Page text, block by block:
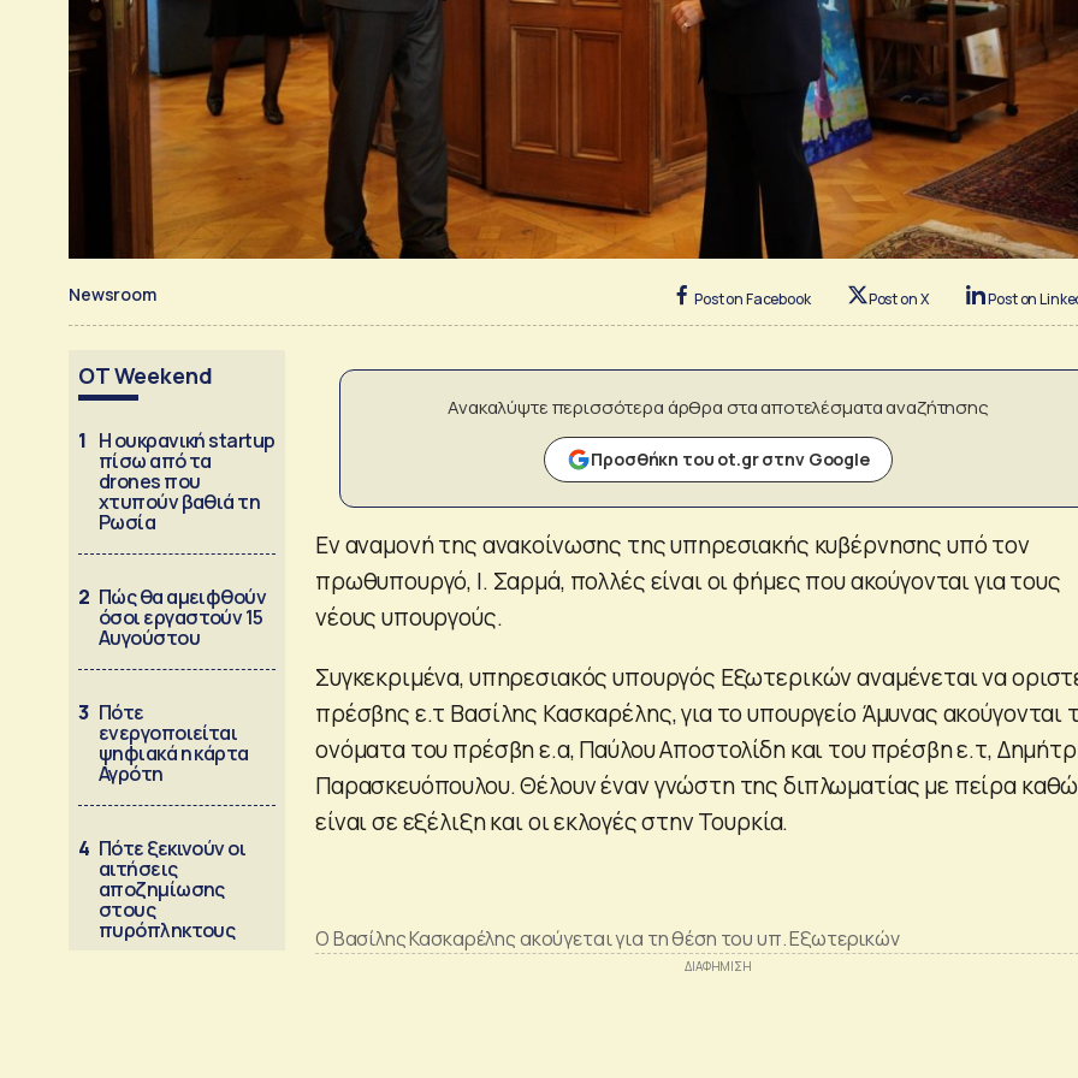
Newsroom Post on Facebook Post on X Post on
OT Weekend
1 Η ουκρανική startup
πίσω από τα
drones που
χτυπούν βαθιά τη
Ρωσία
2 Πώς θα αμειφθούν
όσοι εργαστούν 15
Αυγούστου
3 Πότε
ενεργοποιείται
ψηφιακά η κάρτα
Αγρότη
4 Πότε ξεκινούν οι
αιτήσεις
αποζημίωσης
στους
πυρόπληκτους
Ανακαλύψτε περισσότερα άρθρα στα αποτελέσματα αναζήτησης
Προσθήκη του ot.gr στην Google
Εν αναμονή της ανακοίνωσης της υπηρεσιακής κυβέρνησης υπό τον
πρωθυπουργό, Ι. Σαρμά, πολλές είναι οι φήμες που ακούγονται για τους
νέους υπουργούς.
Συγκεκριμένα, υπηρεσιακός υπουργός Εξωτερικών αναμένεται να
πρέσβης ε.τ Βασίλης Κασκαρέλης, για το υπουργείο Άμυνας ακούγονται
ονόματα του πρέσβη ε.α, Παύλου Αποστολίδη και του πρέσβη ε.τ,
Παρασκευόπουλου. Θέλουν έναν γνώστη της διπλωματίας με πείρα
είναι σε εξέλιξη και οι εκλογές στην Τουρκία.
Ο Βασίλης Κασκαρέλης ακούγεται για τη θέση του υπ. Εξωτερικών